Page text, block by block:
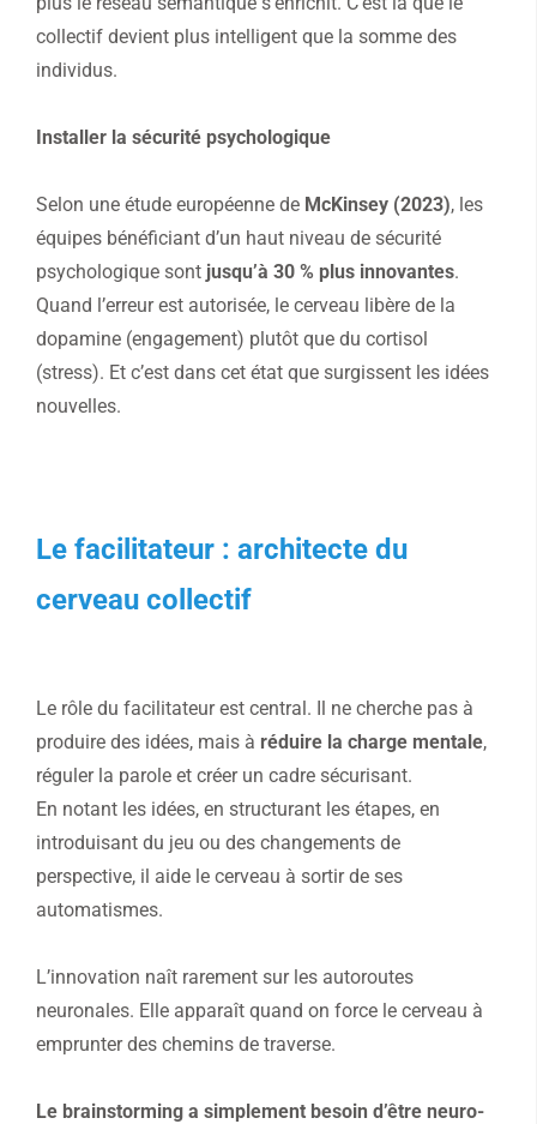
collectif devient plus intelligent que la somme des
individus.
Installer la sécurité psychologique
Selon une étude européenne de McKinsey (2023), les
équipes bénéficiant d’un haut niveau de sécurité
psychologique sont jusqu’à 30 % plus innovantes.
Quand l’erreur est autorisée, le cerveau libère de la
dopamine (engagement) plutôt que du cortisol
(stress). Et c’est dans cet état que surgissent les idées
nouvelles.
Le facilitateur : architecte du
cerveau collectif
Le rôle du facilitateur est central. Il ne cherche pas à
produire des idées, mais à réduire la charge mentale,
réguler la parole et créer un cadre sécurisant.
En notant les idées, en structurant les étapes, en
introduisant du jeu ou des changements de
perspective, il aide le cerveau à sortir de ses
automatismes.
L’innovation naît rarement sur les autoroutes
neuronales. Elle apparaît quand on force le cerveau à
emprunter des chemins de traverse.
Le brainstorming a simplement besoin d’être neuro-